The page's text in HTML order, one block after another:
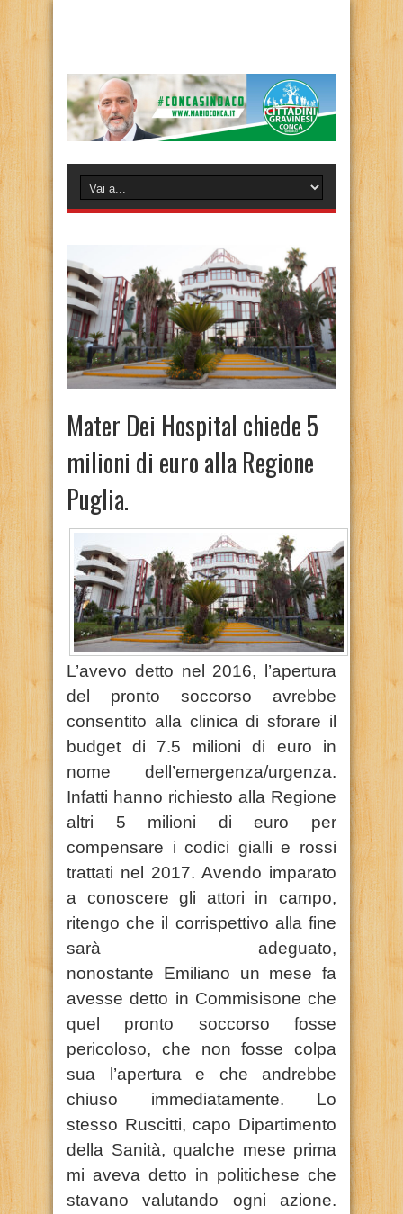
Mater Dei Hospital chiede 5
milioni di euro alla Regione
Puglia.
L’avevo detto nel 2016, l’apertura
del pronto soccorso avrebbe
consentito alla clinica di sforare il
budget di 7.5 milioni di euro in
nome dell’emergenza/urgenza.
Infatti hanno richiesto alla Regione
altri 5 milioni di euro per
compensare i codici gialli e rossi
trattati nel 2017. Avendo imparato
a conoscere gli attori in campo,
ritengo che il corrispettivo alla fine
sarà adeguato,
nonostante Emiliano un mese fa
avesse detto in Commisisone che
quel pronto soccorso fosse
pericoloso, che non fosse colpa
sua l’apertura e che andrebbe
chiuso immediatamente. Lo
stesso Ruscitti, capo Dipartimento
della Sanità, qualche mese prima
mi aveva detto in politichese che
stavano valutando ogni azione.